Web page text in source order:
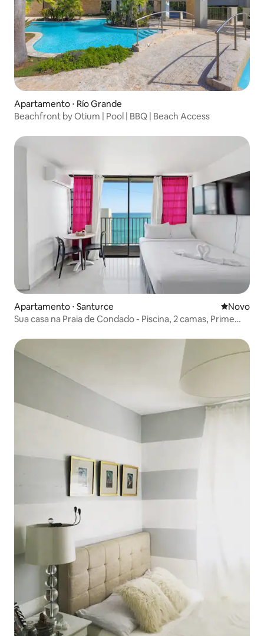
Apartamento ⋅ Río Grande
Beachfront by Otium | Pool | BBQ | Beach Access
Apartamento ⋅ Santurce Novo
Novo
Sua casa na Praia de Condado - Piscina, 2 camas, Prime